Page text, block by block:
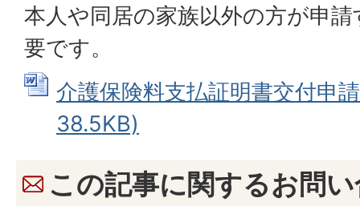
本人や同居の家族以外の方が申
要です。
介護保険料支払証明書交付申
38.5KB)
この記事に関するお問